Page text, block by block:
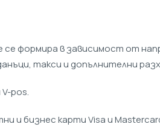
формира в зависимост от
такси и допълнителни
pos.
и бизнес карти Visa и